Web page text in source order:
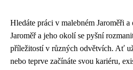
Hledáte práci v malebném Jaroměři
Jaroměř a jeho okolí se pyšní
příležitostí v různých odvětvích. Ať
nebo teprve začínáte svou kariéru,